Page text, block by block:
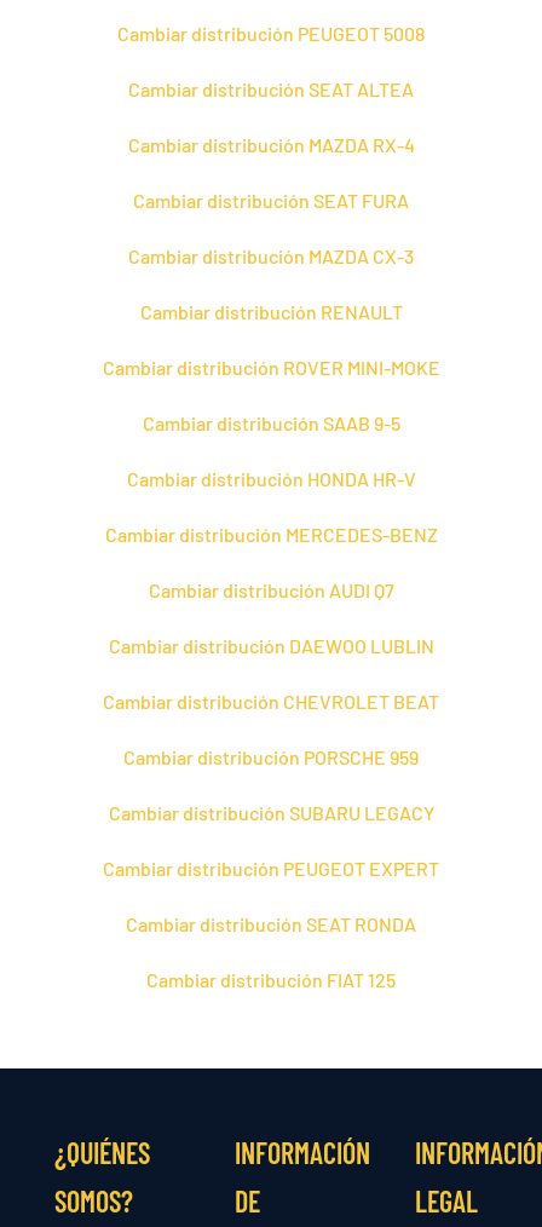
Cambiar distribución PEUGEOT 5008
Cambiar distribución SEAT ALTEA
Cambiar distribución MAZDA RX-4
Cambiar distribución SEAT FURA
Cambiar distribución MAZDA CX-3
Cambiar distribución RENAULT
Cambiar distribución ROVER MINI-MOKE
Cambiar distribución SAAB 9-5
Cambiar distribución HONDA HR-V
Cambiar distribución MERCEDES-BENZ
Cambiar distribución AUDI Q7
Cambiar distribución DAEWOO LUBLIN
Cambiar distribución CHEVROLET BEAT
Cambiar distribución PORSCHE 959
Cambiar distribución SUBARU LEGACY
Cambiar distribución PEUGEOT EXPERT
Cambiar distribución SEAT RONDA
Cambiar distribución FIAT 125
¿QUIÉNES
SOMOS?
INFORMACIÓN
DE
LEGAL